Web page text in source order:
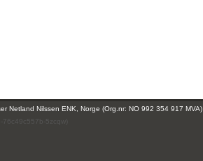
Netland Nilssen ENK, Norge (Org.nr: NO 992 354 917 MVA)
76c49c557b-5zcqw)